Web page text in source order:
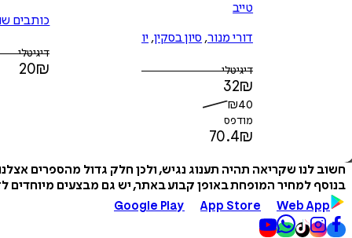
טייב
דורי מנור, סיון בסקין, יואל
דיגיטלי
32₪
₪40
מודפס
70.4₪
כותבים
דיגיטלי
20₪
חשוב לנו שקריאה תהיה תענוג נגיש, ולכן חלק גדול מהספרים
בנוסף למחיר המופחת באופן קבוע באתר, יש גם מבצעים מיוחדים
Google Play
App Store Web App